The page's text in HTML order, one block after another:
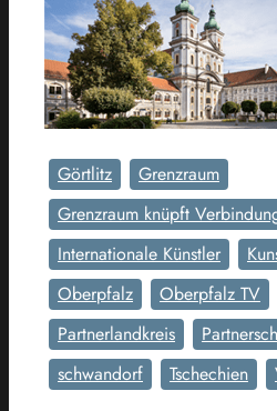
Görtlitz
Grenzraum
Grenzraum knüpft
Internationale Künstler
Oberpfalz
Oberpfalz TV
Partnerlandkreis
schwandorf
Tschechien